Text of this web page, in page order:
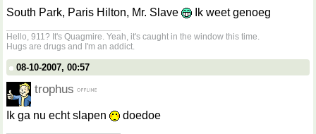
South Park, Paris Hilton, Mr. Slave
Ik weet genoeg
Hello, 911? It's Quagmire. Yeah, it's caught in the window this time.
Hugs are drugs and I'm an addict.
08-10-2007, 00:57
trophus
Ik ga nu echt slapen
doedoe